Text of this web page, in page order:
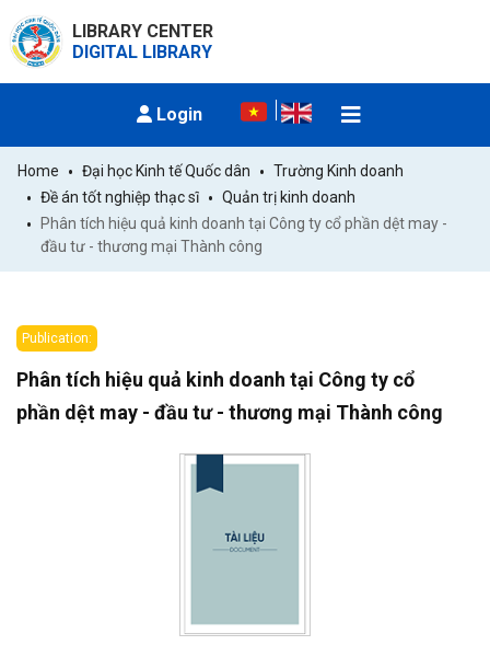
LIBRARY CENTER
DIGITAL LIBRARY
Login
Home Đại học Kinh tế Quốc dân
Trường Kinh doanh
Đề án tốt nghiệp thạc sĩ
Quản trị kinh doanh
Phân tích hiệu quả kinh doanh tại Công ty cổ phần dệt may -
đầu tư - thương mại Thành công
Publication:
Phân tích hiệu quả kinh doanh tại Công ty cổ
phần dệt may - đầu tư - thương mại Thành công